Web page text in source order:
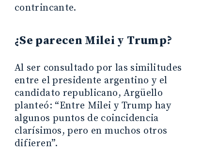
contrincante.
¿Se parecen Milei y Trump?
Al ser consultado por las similitudes
entre el presidente argentino y el
candidato republicano, Argüello
planteó: “Entre Milei y Trump hay
algunos puntos de coincidencia
clarísimos, pero en muchos otros
difieren”.